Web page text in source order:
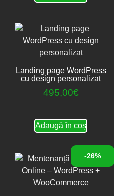
Landing page WordPress
cu design personalizat
495,00€
Adaugă în coș
-26%